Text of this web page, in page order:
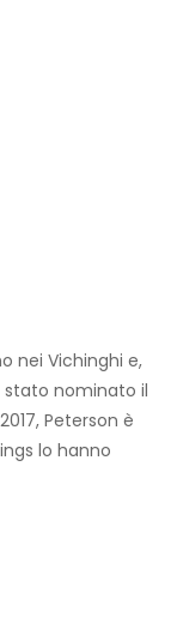
nei Vichinghi e,
stato nominato il
Peterson è
lo hanno